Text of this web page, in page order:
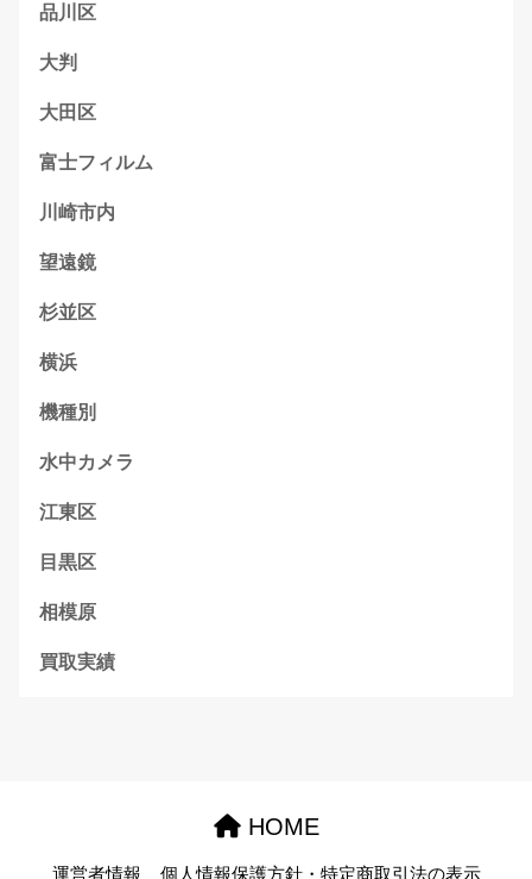
品川区
大判
大田区
富士フィルム
川崎市内
望遠鏡
杉並区
横浜
機種別
水中カメラ
江東区
目黒区
相模原
買取実績
HOME
運営者情報 個人情報保護方針・特定商取引法の表示